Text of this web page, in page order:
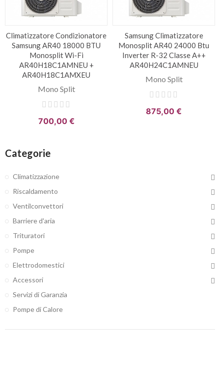
Climatizzatore Condizionatore
Samsung AR40 18000 BTU
Monosplit Wi-Fi
AR40H18C1AMNEU +
AR40H18C1AMXEU
Mono Split
700,00 €
Samsung Climatizzatore
Monosplit AR40 24000 Btu
Inverter R-32 Classe A++
AR40H24C1AMNEU
Mono Split
875,00 €
Categorie
Climatizzazione
Riscaldamento
Ventilconvettori
Barriere d'aria
Trituratori
Pompe
Elettrodomestici
Accessori
Servizi di Garanzia
Pompe di Calore